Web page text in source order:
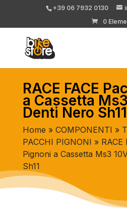
+39 06 7932 0130
0
RACE FACE
a Cassetta
Denti Nero Sh11
Home » COMPONENTI »
PACCHI PIGNONI » RACE
Pignoni a Cassetta Ms3
Sh11